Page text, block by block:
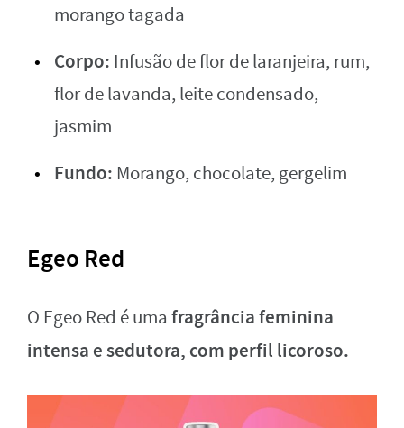
morango tagada
Corpo: Infusão de flor de laranjeira, rum,
flor de lavanda, leite condensado,
jasmim
Fundo: Morango, chocolate, gergelim
Egeo Red
O Egeo Red é uma fragrância feminina
intensa e sedutora, com perfil licoroso.